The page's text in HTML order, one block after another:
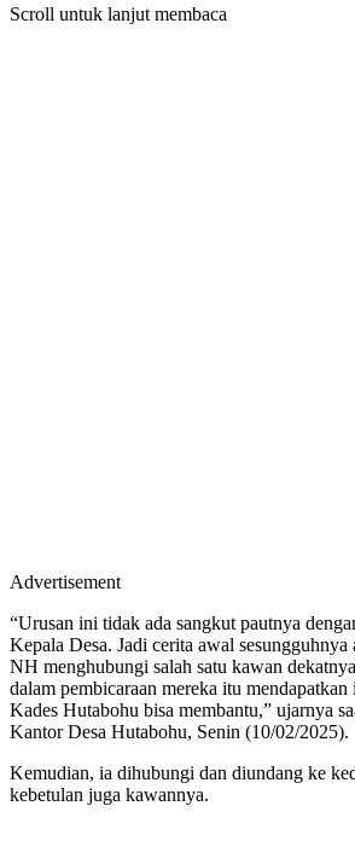
Scroll untuk lanjut membaca
Advertisement
“Urusan ini tidak ada sangkut pautnya
Kepala Desa. Jadi cerita awal sesungguhnya
NH menghubungi salah satu kawan
dalam pembicaraan mereka itu
Kades Hutabohu bisa membantu,” ujarnya
Kantor Desa Hutabohu, Senin (10/02/2025).
Kemudian, ia dihubungi dan diundang ke
kebetulan juga kawannya.